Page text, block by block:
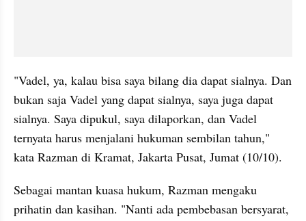
"Vadel, ya, kalau bisa saya bilang dia dapat sialnya. Dan
bukan saja Vadel yang dapat sialnya, saya juga dapat
sialnya. Saya dipukul, saya dilaporkan, dan Vadel
ternyata harus menjalani hukuman sembilan tahun,"
kata Razman di Kramat, Jakarta Pusat, Jumat (10/10).
Sebagai mantan kuasa hukum, Razman mengaku
prihatin dan kasihan. "Nanti ada pembebasan bersyarat,